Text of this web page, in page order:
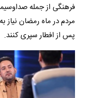
فرهنگی از جمله
مردم در ماه رمضان نیاز
پس از افطار سپری کنند.